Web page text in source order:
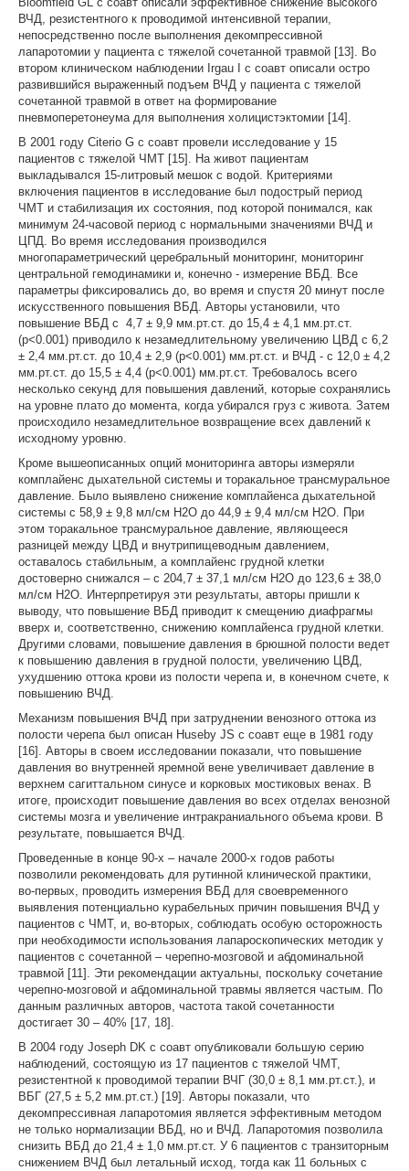
ВЧД, резистентного к проводимой интенсивной терапии,
непосредственно после выполнения декомпрессивной
лапаротомии у пациента с тяжелой сочетанной травмой [13]. Во
втором клиническом наблюдении Irgau I с соавт описали остро
развившийся выраженный подъем ВЧД у пациента с тяжелой
сочетанной травмой в ответ на формирование
пневмоперетонеума для выполнения холицистэктомии [14].
В 2001 году Citerio G с соавт провели исследование у 15
пациентов с тяжелой ЧМТ [15]. На живот пациентам
выкладывался 15-литровый мешок с водой. Критериями
включения пациентов в исследование был подострый период
ЧМТ и стабилизация их состояния, под которой понимался, как
минимум 24-часовой период с нормальными значениями ВЧД и
ЦПД. Во время исследования производился
многопараметрический церебральный мониторинг, мониторинг
центральной гемодинамики и, конечно - измерение ВБД. Все
параметры фиксировались до, во время и спустя 20 минут после
искусственного повышения ВБД. Авторы установили, что
повышение ВБД с 4,7 ± 9,9 мм.рт.ст. до 15,4 ± 4,1 мм.рт.ст.
(p<0.001) приводило к незамедлительному увеличению ЦВД с 6,2
± 2,4 мм.рт.ст. до 10,4 ± 2,9 (p<0.001) мм.рт.ст. и ВЧД - с 12,0 ± 4,2
мм.рт.ст. до 15,5 ± 4,4 (p<0.001) мм.рт.ст. Требовалось всего
несколько секунд для повышения давлений, которые сохранялись
на уровне плато до момента, когда убирался груз с живота. Затем
происходило незамедлительное возвращение всех давлений к
исходному уровню.
Кроме вышеописанных опций мониторинга авторы измеряли
комплайенс дыхательной системы и торакальное трансмуральное
давление. Было выявлено снижение комплайенса дыхательной
системы с 58,9 ± 9,8 мл/см Н2О до 44,9 ± 9,4 мл/см Н2О. При
этом торакальное трансмуральное давление, являющееся
разницей между ЦВД и внутрипищеводным давлением,
оставалось стабильным, а комплайенс грудной клетки
достоверно снижался – с 204,7 ± 37,1 мл/см Н2О до 123,6 ± 38,0
мл/см Н2О. Интерпретируя эти результаты, авторы пришли к
выводу, что повышение ВБД приводит к смещению диафрагмы
вверх и, соответственно, снижению комплайенса грудной клетки.
Другими словами, повышение давления в брюшной полости ведет
к повышению давления в грудной полости, увеличению ЦВД,
ухудшению оттока крови из полости черепа и, в конечном счете, к
повышению ВЧД.
Механизм повышения ВЧД при затруднении венозного оттока из
полости черепа был описан Huseby JS с соавт еще в 1981 году
[16]. Авторы в своем исследовании показали, что повышение
давления во внутренней яремной вене увеличивает давление в
верхнем сагиттальном синусе и корковых мостиковых венах. В
итоге, происходит повышение давления во всех отделах венозной
системы мозга и увеличение интракраниального объема крови. В
результате, повышается ВЧД.
Проведенные в конце 90-х – начале 2000-х годов работы
позволили рекомендовать для рутинной клинической практики,
во-первых, проводить измерения ВБД для своевременного
выявления потенциально курабельных причин повышения ВЧД у
пациентов с ЧМТ, и, во-вторых, соблюдать особую осторожность
при необходимости использования лапароскопических методик у
пациентов с сочетанной – черепно-мозговой и абдоминальной
травмой [11]. Эти рекомендации актуальны, поскольку сочетание
черепно-мозговой и абдоминальной травмы является частым. По
данным различных авторов, частота такой сочетанности
достигает 30 – 40% [17, 18].
В 2004 году Joseph DK с соавт опубликовали большую серию
наблюдений, состоящую из 17 пациентов с тяжелой ЧМТ,
резистентной к проводимой терапии ВЧГ (30,0 ± 8,1 мм.рт.ст.), и
ВБГ (27,5 ± 5,2 мм.рт.ст.) [19]. Авторы показали, что
декомпрессивная лапаротомия является эффективным методом
не только нормализации ВБД, но и ВЧД. Лапаротомия позволила
снизить ВБД до 21,4 ± 1,0 мм.рт.ст. У 6 пациентов с транзиторным
снижением ВЧД был летальный исход, тогда как 11 больных с